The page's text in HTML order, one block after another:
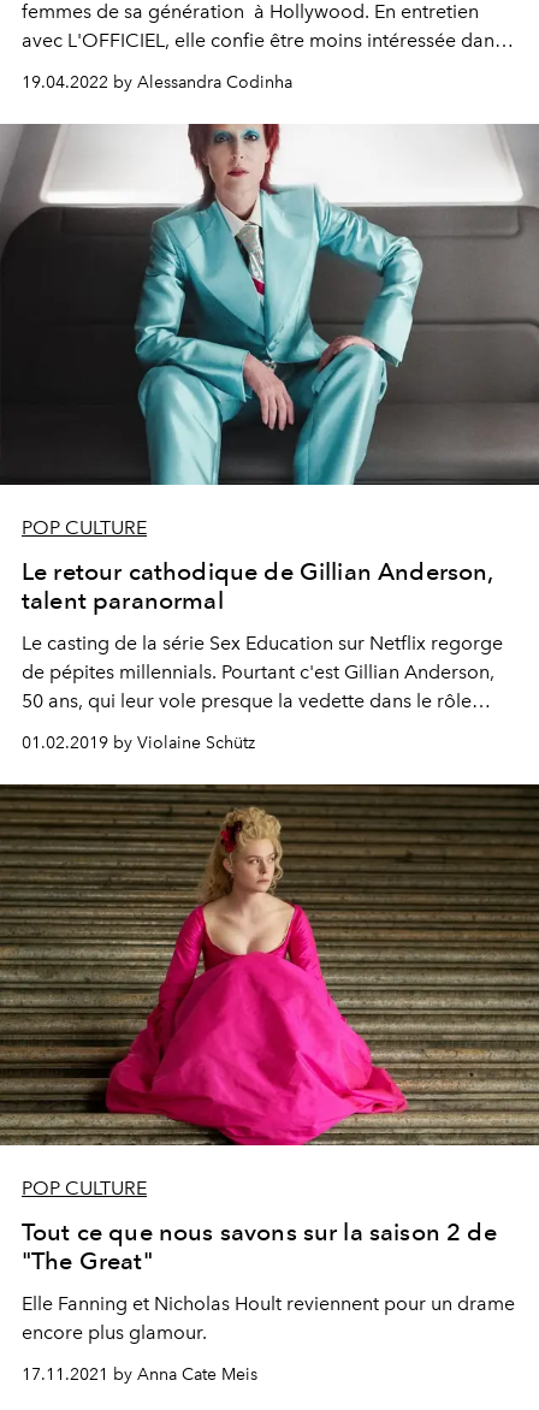
femmes de sa génération à Hollywood. En entretien
avec L'OFFICIEL, elle confie être moins intéressée dans
conquêtes de "
rôles de héros", nous parle théâtre et
révèle ses oeuvres d'art favorites
19.04.2022 by Alessandra Codinha
POP CULTURE
Le retour cathodique de Gillian Anderson,
talent paranormal
Le casting de la série Sex Education sur Netflix regorge
de pépites millennials. Pourtant c'est Gillian Anderson,
50 ans, qui leur vole presque la vedette dans le rôle
d'une sexologue sans tabou. Retour sur un comeback
01.02.2019 by Violaine Schütz
POP CULTURE
Tout ce que nous savons sur la saison 2 de
"The Great"
Elle Fanning et Nicholas Hoult reviennent pour un drame
encore plus glamour.
17.11.2021 by Anna Cate Meis